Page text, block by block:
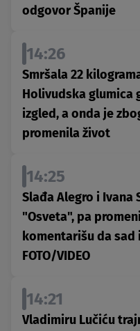
odgovor Španije
14:26
Smršala 22
Holivudska glumica
izgled, a onda je
promenila život
14:25
Slađa Alegro i
"Osveta", pa
komentarišu da
FOTO/VIDEO
14:21
Vladimiru Lučiću